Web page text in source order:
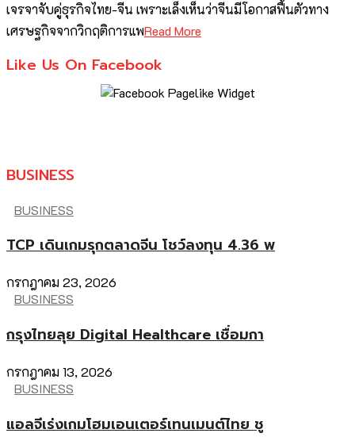
เจรจาจับคู่ธุรกิจไทย-จีน เพราะเล็งเห็นว่าจีนมีโอกาสฟื้นตัวทาง
เศรษฐกิจจากวิกฤติการแพRead More
Like Us On Facebook
BUSINESS
BUSINESS
TCP เดินเกมรุกตลาดจีน โชว์ลงทุน 4.36 พ
กรกฎาคม 23, 2026
BUSINESS
กรุงไทยลุย Digital Healthcare เชื่อมกา
กรกฎาคม 13, 2026
BUSINESS
แอลจีเร่งเกมโฮมเอนเตอร์เทนเมนต์ไทย ชู